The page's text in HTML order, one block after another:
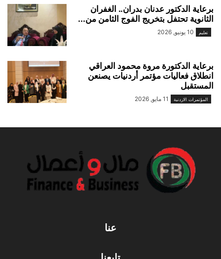
برعاية الدكتور عدنان بدران.. الغفران
الثانوية تحتفل بتخريج الفوج الثامن من...
تعليم 10 يونيو, 2026
برعاية الدكتورة مروة محمود العراقي
انطلاق فعاليات مؤتمر أردنيات يصنعن
المستقبل
المؤتمرات الاردنية 11 مايو, 2026
عنا